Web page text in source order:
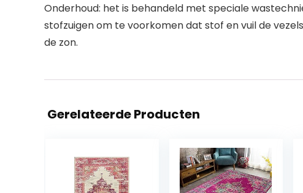
Onderhoud: het is behandeld met speciale
stofzuigen om te voorkomen dat stof en vuil de
de zon.
Gerelateerde Producten